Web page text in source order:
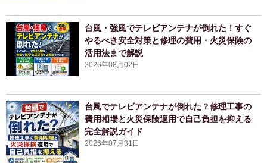
台風・強風でテレビアンテナが倒れた！すぐ
やるべき安全対策と修理の費用・火災保険の
活用法まで解説
2026年08月02日
台風でテレビアンテナが倒れた？修理工事の
費用相場と火災保険適用で自己負担を抑える
完全解説ガイド
2026年07月31日